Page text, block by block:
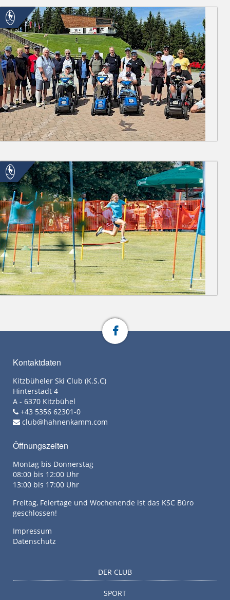
Kontaktdaten
Kitzbüheler Ski Club (K.S.C)
Hinterstadt 4
A - 6370 Kitzbühel
+43 5356 62301-0
club@hahnenkamm.com
Öffnungszeiten
Montag bis Donnerstag
08:00 bis 12:00 Uhr
13:00 bis 17:00 Uhr
Freitag, Feiertage und Wochenende ist das KSC Büro
geschlossen!
Impressum
Datenschutz
DER CLUB
SPORT